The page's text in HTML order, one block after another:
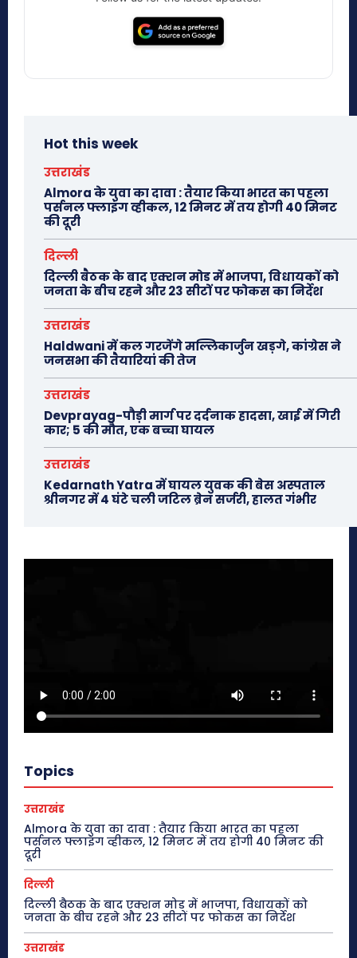
Hot this week
उत्तराखंड
Almora के युवा का दावा : तैयार किया भारत का पहला
पर्सनल फ्लाइंग व्हीकल, 12 मिनट में तय होगी 40 मिनट
की दूरी
दिल्ली
दिल्ली बैठक के बाद एक्शन मोड में भाजपा, विधायकों को
जनता के बीच रहने और 23 सीटों पर फोकस का निर्देश
उत्तराखंड
Haldwani में कल गरजेंगे मल्लिकार्जुन खड़गे, कांग्रेस ने
जनसभा की तैयारियां की तेज
उत्तराखंड
Devprayag-पौड़ी मार्ग पर दर्दनाक हादसा, खाई में गिरी
कार; 5 की मौत, एक बच्चा घायल
उत्तराखंड
Kedarnath Yatra में घायल युवक की बेस अस्पताल
श्रीनगर में 4 घंटे चली जटिल ब्रेन सर्जरी, हालत गंभीर
Topics
उत्तराखंड
Almora के युवा का दावा : तैयार किया भारत का पहला
पर्सनल फ्लाइंग व्हीकल, 12 मिनट में तय होगी 40 मिनट की
दूरी
दिल्ली
दिल्ली बैठक के बाद एक्शन मोड में भाजपा, विधायकों को
जनता के बीच रहने और 23 सीटों पर फोकस का निर्देश
उत्तराखंड